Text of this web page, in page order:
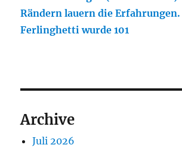
Rändern lauern die Erfahrungen.
Ferlinghetti wurde 101
Archive
Juli 2026